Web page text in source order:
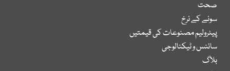
صحت
سونے کے نرخ
پیٹرولیم مصنوعات کی قیمتیں
سائنس و ٹیکنالوجی
بلاگ